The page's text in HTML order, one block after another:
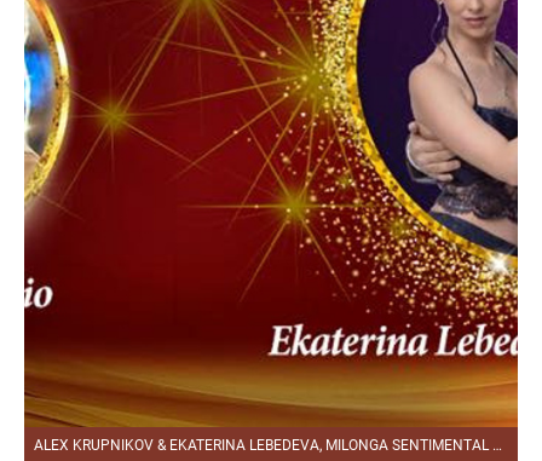
ALEX KRUPNIKOV & EKATERINA LEBEDEVA, MILONGA SENTIMENTAL 18.02.2021